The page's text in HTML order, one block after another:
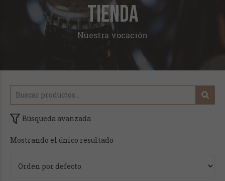
TIENDA
Nuestra vocación
Búsqueda avanzada
Mostrando el único resultado